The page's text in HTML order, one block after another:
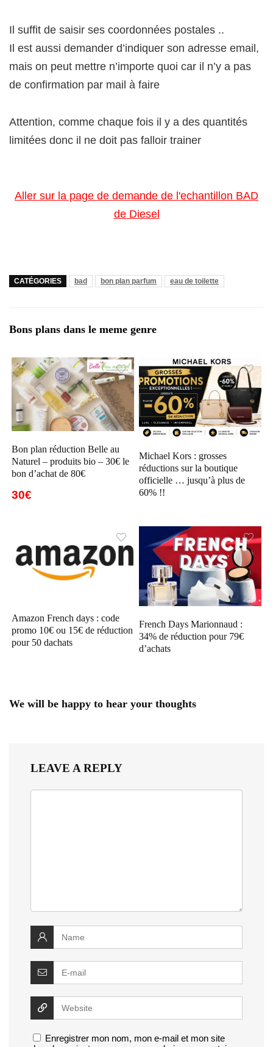
Il suffit de saisir ses coordonnées postales ..
Il est aussi demander d’indiquer son adresse email,
mais on peut mettre n’importe quoi car il n’y a pas
de confirmation par mail à faire
Attention, comme chaque fois il y a des quantités
limitées donc il ne doit pas falloir trainer
Aller sur la page de demande de l'echantillon BAD
de Diesel
CATÉGORIES bad bon plan parfum eau de toilette
Bons plans dans le meme genre
Bon plan réduction Belle au
Naturel – produits bio – 30€ le
bon d’achat de 80€
30€
Michael Kors : grosses
réductions sur la boutique
officielle … jusqu’à plus de
60% !!
Amazon French days : code
promo 10€ ou 15€ de réduction
pour 50 dachats
French Days Marionnaud :
34% de réduction pour 79€
d’achats
We will be happy to hear your thoughts
LEAVE A REPLY
Enregistrer mon nom, mon e-mail et mon site